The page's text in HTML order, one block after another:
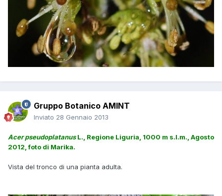
Gruppo Botanico AMINT
Inviato 28 Gennaio 2013
Acer pseudoplatanusL., Regione Liguria, 1000 m s.l.m., Agosto
2012, foto di Marika.
Vista del tronco di una pianta adulta.